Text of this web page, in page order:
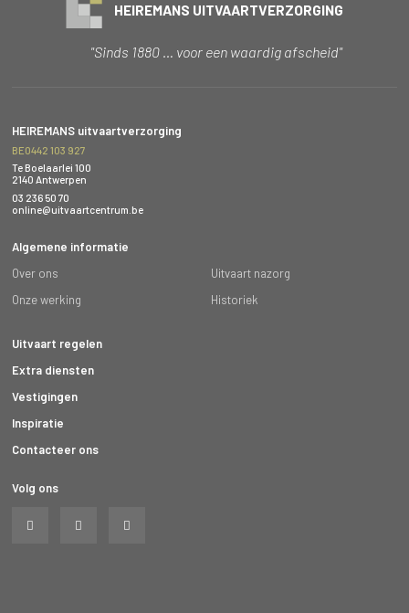
HEIREMANS UITVAARTVERZORGING
"Sinds 1880 … voor een waardig afscheid"
HEIREMANS uitvaartverzorging
BE0442 103 927
Te Boelaarlei 100
2140 Antwerpen
03 236 50 70
online@uitvaartcentrum.be
Algemene informatie
Over ons
Uitvaart nazorg
Onze werking
Historiek
Uitvaart regelen
Extra diensten
Vestigingen
Inspiratie
Contacteer ons
Volg ons